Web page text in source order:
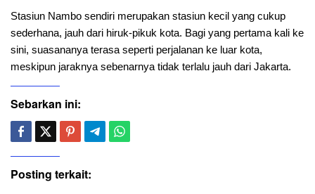
Stasiun Nambo sendiri merupakan stasiun kecil yang cukup
sederhana, jauh dari hiruk-pikuk kota. Bagi yang pertama kali ke
sini, suasananya terasa seperti perjalanan ke luar kota,
meskipun jaraknya sebenarnya tidak terlalu jauh dari Jakarta.
Sebarkan ini:
Posting terkait: